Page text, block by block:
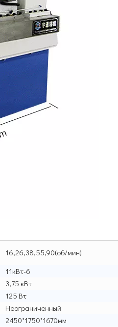
16,26,38,55,90(об/мин)
11кВт-6
3,75 кВт
125 Вт
Неограниченный
2450*1750*1670мм